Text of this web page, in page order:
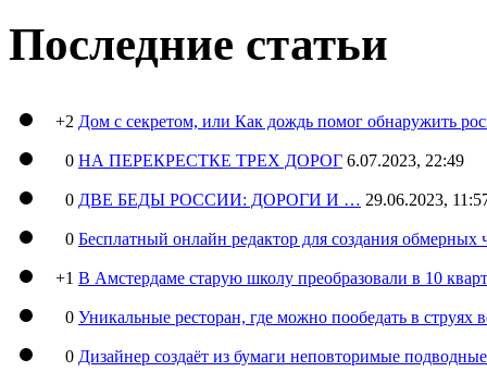
Последние статьи
+2 Дом с секретом, или Как дождь помог обнаружить
0 НА ПЕРЕКРЕСТКЕ ТРЕХ ДОРОГ 6.07.2023, 22:49
0 ДВЕ БЕДЫ РОССИИ: ДОРОГИ И … 29.06.2023,
0 Бесплатный онлайн редактор для создания обмерных
+1 В Амстердаме старую школу преобразовали в 10
0 Уникальные ресторан, где можно пообедать в струях
0 Дизайнер создаёт из бумаги неповторимые